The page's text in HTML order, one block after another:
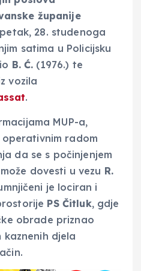
županije
28. studenoga
satima u Policijsku
B. Ć. (1976.) te
vozila
.
MUP-a,
operativnim radom
da se s počinjenjem
dovesti u vezu R.
je lociran i
PS Čitluk, gdje
obrade priznao
kaznenih djela